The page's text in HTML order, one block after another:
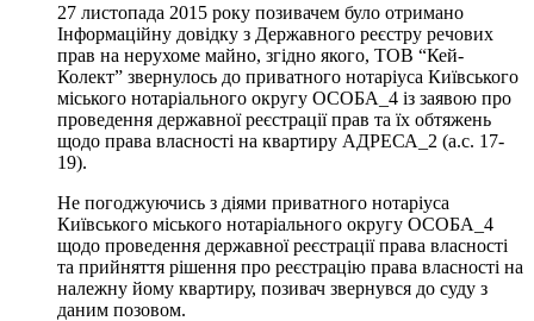
27 листопада 2015 року позивачем було отримано
Інформаційну довідку з Державного реєстру речових
прав на нерухоме майно, згідно якого, ТОВ “Кей-
Колект” звернулось до приватного нотаріуса Київського
міського нотаріального округу ОСОБА_4 із заявою про
проведення державної реєстрації прав та їх обтяжень
щодо права власності на квартиру АДРЕСА_2 (а.с. 17-
19).
Не погоджуючись з діями приватного нотаріуса
Київського міського нотаріального округу ОСОБА_4
щодо проведення державної реєстрації права власності
та прийняття рішення про реєстрацію права власності на
належну йому квартиру, позивач звернувся до суду з
даним позовом.